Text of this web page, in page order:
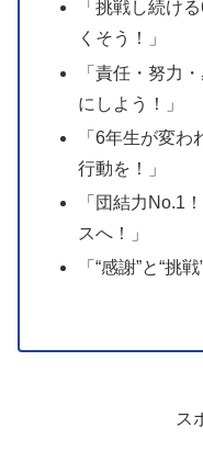
「挑戦し続け
くそう！」
「責任・努力
にしよう！」
「6年生が変
行動を！」
「団結力No.1
スへ！」
「“感謝”と“挑
ス